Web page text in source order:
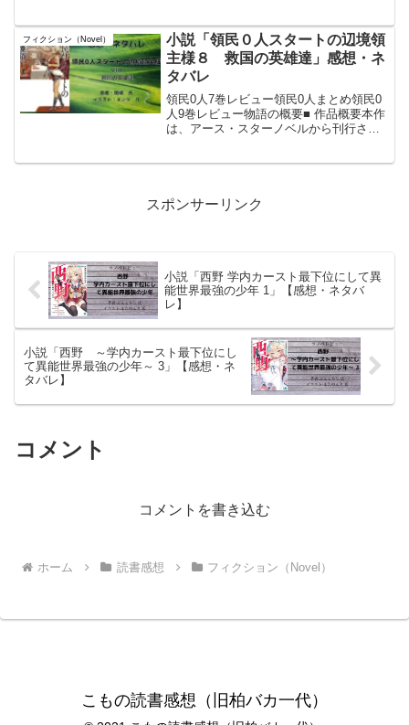
害。この高校生、普通じゃ無いぞ、、
When he was e...
フィクション（Novel）
小説「領民０人スタートの辺境領
主様８ 救国の英雄達」感想・ネ
タバレ
領民0人7巻レビュー領民0人まとめ領民0
人9巻レビュー物語の概要■ 作品概要本作
は、アース・スターノベルから刊行され
スポンサーリンク
小説「西野 学内カースト最下位にして異
能世界最強の少年 1」【感想・ネタバ
レ】
小説「西野 ～学内カースト最下位にし
て異能世界最強の少年～ 3」【感想・ネ
タバレ】
コメント
コメントを書き込む
ホーム 読書感想 フィクション（Novel）
こもの読書感想（旧柏バカ一代）